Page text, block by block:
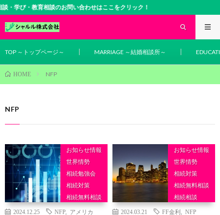
・学び・教育相談のお問い合わせはここをクリック！
TOP ～トップページ～ MARRIAGE ～結婚相談所～
HOME NFP
NFP
お知らせ情報
世界情勢
相続勉強会
相続対策
相続無料相談
相続相談
2024.12.25 NFP アメリカ
お知らせ情報
世界情勢
相続対策
相続無料相談
相続相談
2024.03.21 FF金利 NFP